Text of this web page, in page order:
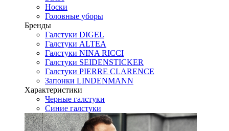
Носки
Головные уборы
Бренды
Галстуки DIGEL
Галстуки ALTEA
Галстуки NINA RICCI
Галстуки SEIDENSTICKER
Галстуки PIERRE CLARENCE
Запонки LINDENMANN
Характеристики
Черные галстуки
Синие галстуки